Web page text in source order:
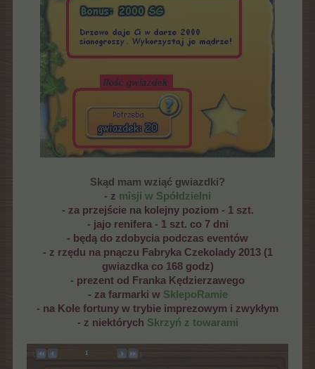
Skąd mam wziąć gwiazdki?
- z misji w Spółdzielni
- za przejście na kolejny poziom - 1 szt.
- jajo renifera - 1 szt. co 7 dni
- będą do zdobycia podczas eventów
- z rzędu na pnączu Fabryka Czekolady 2013 (1
gwiazdka co 168 godz)
- prezent od Franka Kędzierzawego
- za farmarki w SklepoRamie
- na Kole fortuny w trybie imprezowym i zwykłym
- z niektórych Skrzyń z towarami